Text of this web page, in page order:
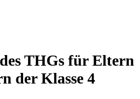
THGs für Eltern
der Klasse 4